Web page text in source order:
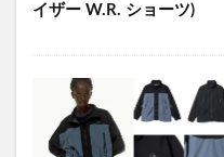
イザー W.R. ショーツ)